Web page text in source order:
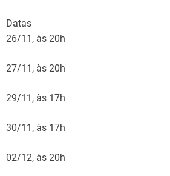
Datas
26/11, às 20h
27/11, às 20h
29/11, às 17h
30/11, às 17h
02/12, às 20h